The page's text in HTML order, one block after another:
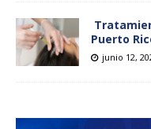
Puerto
junio 12,